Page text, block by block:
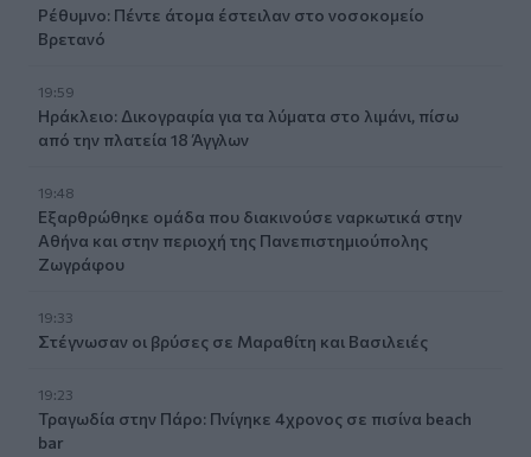
Ρέθυμνο: Πέντε άτομα έστειλαν στο νοσοκομείο
Βρετανό
19:59
Ηράκλειο: Δικογραφία για τα λύματα στο λιμάνι, πίσω
από την πλατεία 18 Άγγλων
19:48
Εξαρθρώθηκε ομάδα που διακινούσε ναρκωτικά στην
Αθήνα και στην περιοχή της Πανεπιστημιούπολης
Ζωγράφου
19:33
Στέγνωσαν οι βρύσες σε Μαραθίτη και Βασιλειές
19:23
Τραγωδία στην Πάρο: Πνίγηκε 4χρονος σε πισίνα beach
bar